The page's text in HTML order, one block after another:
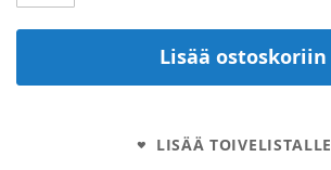
Lisää ostoskoriin
LISÄÄ TOIVELISTALLE